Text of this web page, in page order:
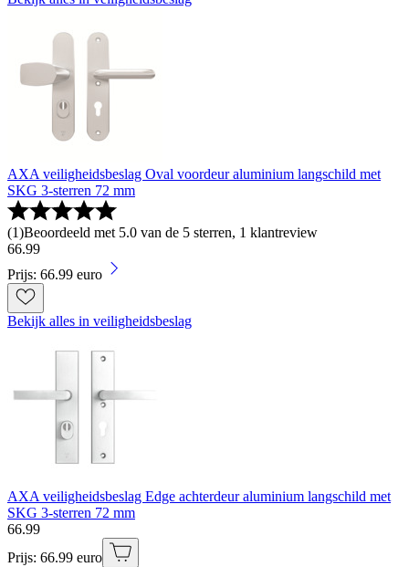
AXA veiligheidsbeslag Oval voordeur aluminium langschild met
SKG 3-sterren 72 mm
(1)Beoordeeld met 5.0 van de 5 sterren, 1 klantreview
66.99
Prijs: 66.99 euro
Bekijk alles in veiligheidsbeslag
AXA veiligheidsbeslag Edge achterdeur aluminium langschild met
SKG 3-sterren 72 mm
66.99
Prijs: 66.99 euro